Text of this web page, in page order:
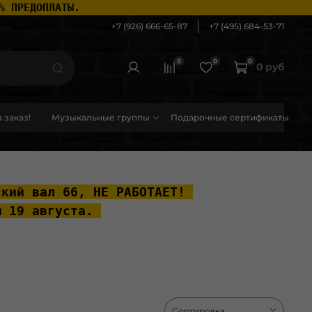
ПРЕДОПЛАТЫ.
+7 (926) 666-65-87 +7 (495) 684-53-71
0 0 0
0 руб
заказ! Музыкальные группы Подарочные сертификаты
вал 66, НЕ РАБОТАЕТ!
19 августа.